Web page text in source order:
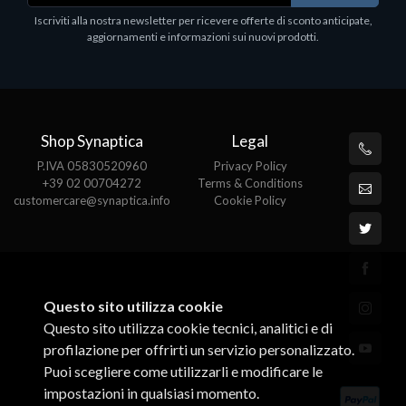
€413.17
Iscriviti alla nostra newsletter per ricevere offerte di sconto anticipate,
aggiornamenti e informazioni sui nuovi prodotti.
Shop Synaptica
P.IVA 05830520960
+39 02 00704272
customercare@synaptica.info
Legal
Privacy Policy
Terms & Conditions
Cookie Policy
Questo sito utilizza cookie
Questo sito utilizza cookie tecnici, analitici e di
profilazione per offrirti un servizio personalizzato.
Puoi scegliere come utilizzarli e modificare le
impostazioni in qualsiasi momento.